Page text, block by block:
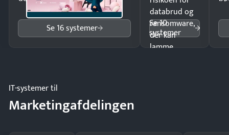
Se 16 systemer
databrud og
ransomware,
der kan
lamme
Se 10
systemer
IT-systemer til
Marketingafdelingen